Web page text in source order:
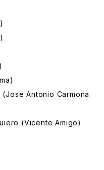
Antonio Carmona
(Vicente Amigo)